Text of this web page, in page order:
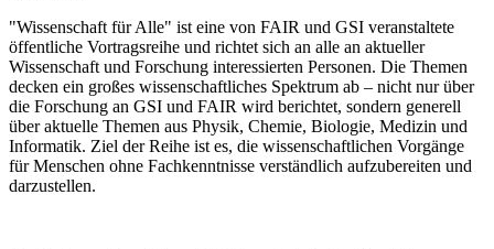
"Wissenschaft für Alle" ist eine von FAIR und GSI veranstaltete
öffentliche Vortragsreihe und richtet sich an alle an aktueller
Wissenschaft und Forschung interessierten Personen. Die Themen
decken ein großes wissenschaftliches Spektrum ab – nicht nur über
die Forschung an GSI und FAIR wird berichtet, sondern generell
über aktuelle Themen aus Physik, Chemie, Biologie, Medizin und
Informatik. Ziel der Reihe ist es, die wissenschaftlichen Vorgänge
für Menschen ohne Fachkenntnisse verständlich aufzubereiten und
darzustellen.